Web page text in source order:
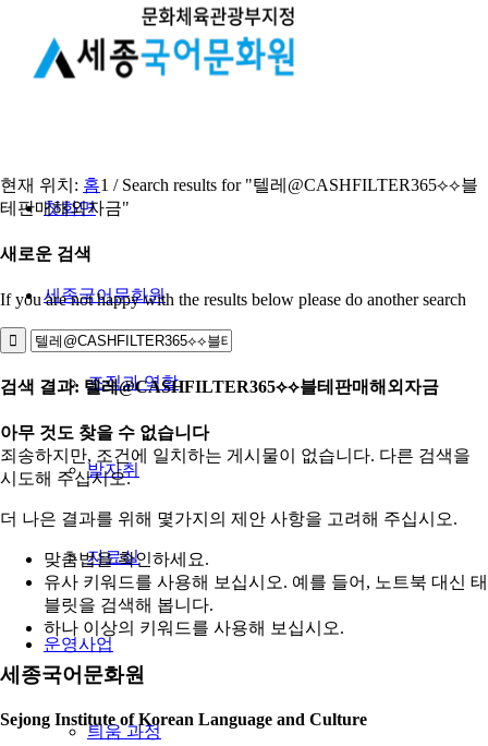
첫화면
세종국어문화원
조직과 역할
발자취
자료실
운영사업
틔움 과정
현재 위치: 홈1 / Search results for "텔레@CASHFILTER365⟡⟡블
테판매해외자금"
새로운 검색
If you are not happy with the results below please do another search
검색 결과: 텔레@CASHFILTER365⟡⟡블테판매해외자금
아무 것도 찾을 수 없습니다
죄송하지만, 조건에 일치하는 게시물이 없습니다. 다른 검색을
시도해 주십시오.
더 나은 결과를 위해 몇가지의 제안 사항을 고려해 주십시오.
맞춤법을 확인하세요.
유사 키워드를 사용해 보십시오. 예를 들어, 노트북 대신 태
블릿을 검색해 봅니다.
하나 이상의 키워드를 사용해 보십시오.
세종국어문화원
Sejong Institute of Korean Language and Culture